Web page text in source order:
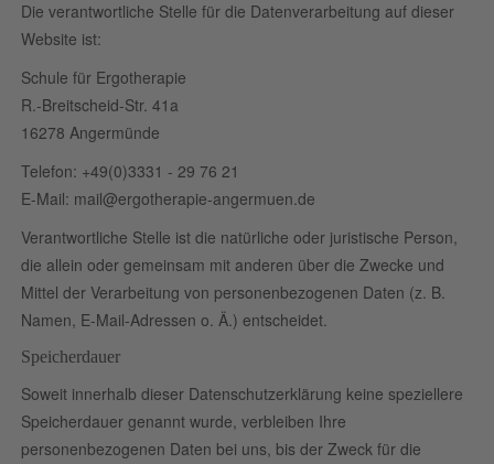
Die verantwortliche Stelle für die Datenverarbeitung auf dieser
Website ist:
Schule für Ergotherapie
R.-Breitscheid-Str. 41a
16278 Angermünde
Telefon: +49(0)3331 - 29 76 21
E-Mail: mail@ergotherapie-angermuen.de
Verantwortliche Stelle ist die natürliche oder juristische Person,
die allein oder gemeinsam mit anderen über die Zwecke und
Mittel der Verarbeitung von personenbezogenen Daten (z. B.
Namen, E-Mail-Adressen o. Ä.) entscheidet.
Speicherdauer
Soweit innerhalb dieser Datenschutzerklärung keine speziellere
Speicherdauer genannt wurde, verbleiben Ihre
personenbezogenen Daten bei uns, bis der Zweck für die